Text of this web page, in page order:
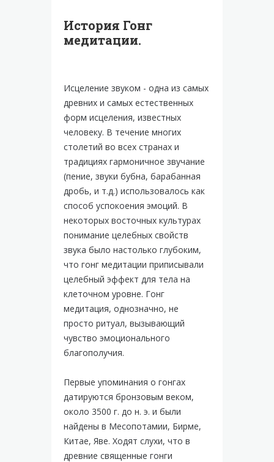
История Гонг
медитации.
Исцеление звуком - одна из самых
древних и самых естественных
форм исцеления, известных
человеку. В течение многих
столетий во всех странах и
традициях гармоничное звучание
(пение, звуки бубна, барабанная
дробь, и т.д.) использовалось как
способ успокоения эмоций. В
некоторых восточных культурах
понимание целебных свойств
звука было настолько глубоким,
что гонг медитации приписывали
целебный эффект для тела на
клеточном уровне. Гонг
медитация, однозначно, не
просто ритуал, вызывающий
чувство эмоционального
благополучия.
Первые упоминания о гонгах
датируются бронзовым веком,
около 3500 г. до н. э. и были
найдены в Месопотамии, Бирме,
Китае, Яве. Ходят слухи, что в
древние священные гонги